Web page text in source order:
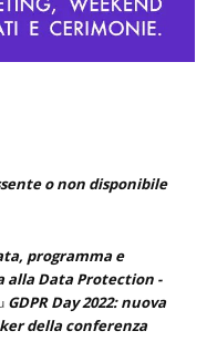
o non disponibile
programma e
alla Data Protection -
GDPR Day 2022: nuova
della conferenza